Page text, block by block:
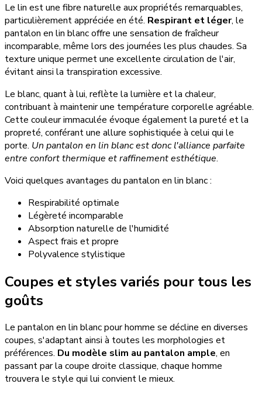
Le lin est une fibre naturelle aux propriétés remarquables,
particulièrement appréciée en été. Respirant et léger, le
pantalon en lin blanc offre une sensation de fraîcheur
incomparable, même lors des journées les plus chaudes. Sa
texture unique permet une excellente circulation de l'air,
évitant ainsi la transpiration excessive.
Le blanc, quant à lui, reflète la lumière et la chaleur,
contribuant à maintenir une température corporelle agréable.
Cette couleur immaculée évoque également la pureté et la
propreté, conférant une allure sophistiquée à celui qui le
porte. Un pantalon en lin blanc est donc l'alliance parfaite
entre confort thermique et raffinement esthétique.
Voici quelques avantages du pantalon en lin blanc :
Respirabilité optimale
Légèreté incomparable
Absorption naturelle de l'humidité
Aspect frais et propre
Polyvalence stylistique
Coupes et styles variés pour tous les
goûts
Le pantalon en lin blanc pour homme se décline en diverses
coupes, s'adaptant ainsi à toutes les morphologies et
préférences. Du modèle slim au pantalon ample, en
passant par la coupe droite classique, chaque homme
trouvera le style qui lui convient le mieux.